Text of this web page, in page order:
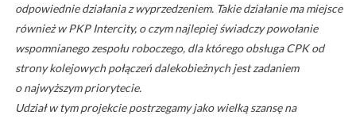
odpowiednie działania z wyprzedzeniem. Takie działanie ma miejsce
również w PKP Intercity, o czym najlepiej świadczy powołanie
wspomnianego zespołu roboczego, dla którego obsługa CPK od
strony kolejowych połączeń dalekobieżnych jest zadaniem
o najwyższym priorytecie.
Udział w tym projekcie postrzegamy jako wielką szansę na